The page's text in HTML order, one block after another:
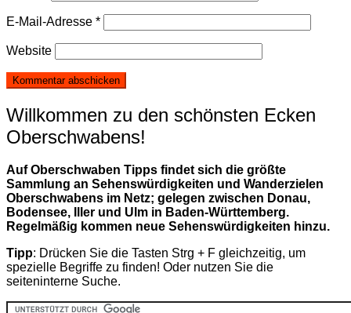
E-Mail-Adresse *
Website
Willkommen zu den schönsten Ecken
Oberschwabens!
Auf Oberschwaben Tipps findet sich die größte
Sammlung an Sehenswürdigkeiten und Wanderzielen
Oberschwabens im Netz; gelegen zwischen Donau,
Bodensee, Iller und Ulm in Baden-Württemberg.
Regelmäßig kommen neue Sehenswürdigkeiten hinzu.
Tipp: Drücken Sie die Tasten Strg + F gleichzeitig, um
spezielle Begriffe zu finden! Oder nutzen Sie die
seiteninterne Suche.